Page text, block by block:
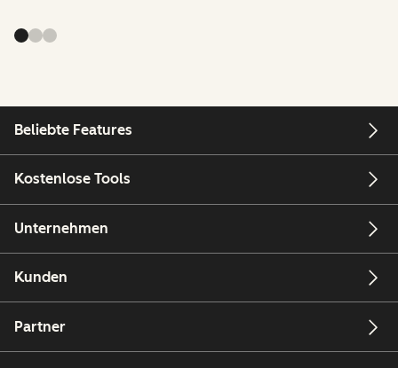
Beliebte Features
Kostenlose Tools
Unternehmen
Kunden
Partner